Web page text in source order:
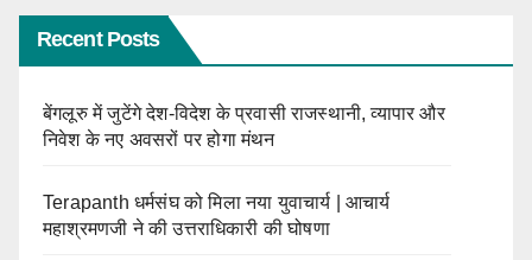
Recent Posts
बेंगलूरु में जुटेंगे देश-विदेश के प्रवासी राजस्थानी, व्यापार और
निवेश के नए अवसरों पर होगा मंथन
Terapanth धर्मसंघ को मिला नया युवाचार्य | आचार्य
महाश्रमणजी ने की उत्तराधिकारी की घोषणा